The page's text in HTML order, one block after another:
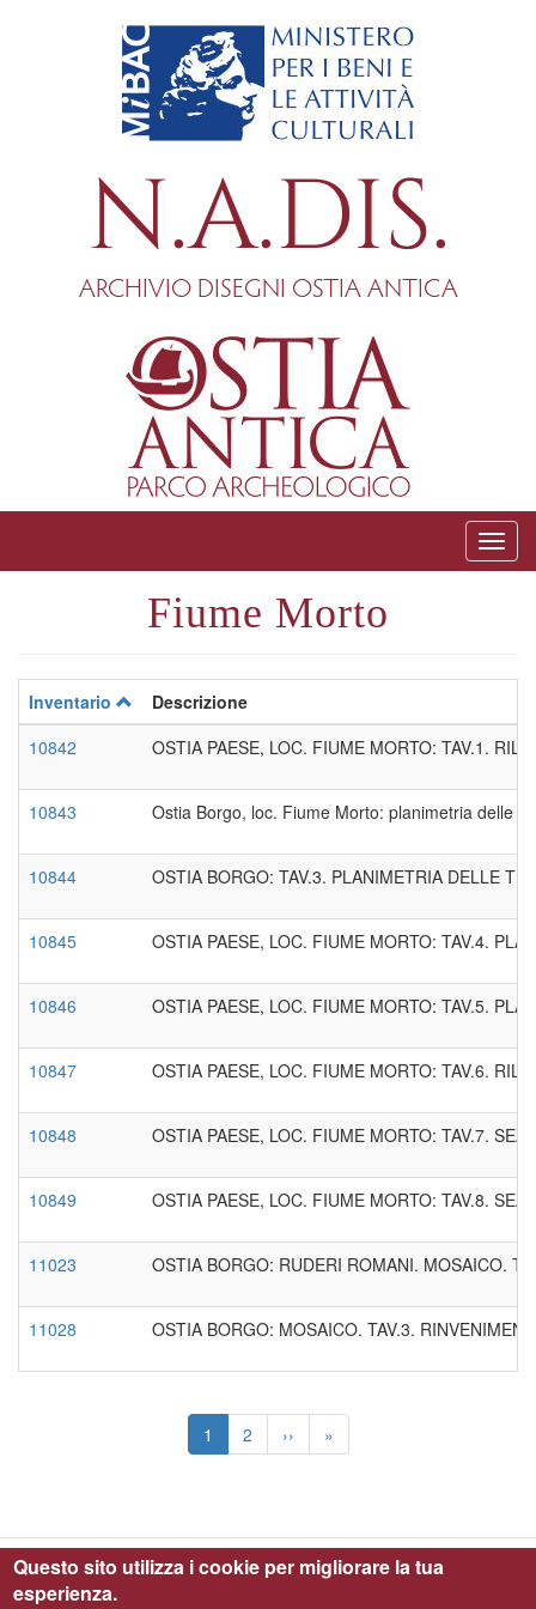
N.A.DIS.
ARCHIVIO DISEGNI OSTIA ANTICA
Fiume Morto
Inventario
Descrizione
10842
OSTIA PAESE, LOC. FIUME MORTO: TAV.1.
10843 Ostia Borgo, loc. Fiume Morto: planimetria delle
10844 OSTIA BORGO: TAV.3. PLANIMETRIA DELLE
10845 OSTIA PAESE, LOC. FIUME MORTO: TAV.4.
10846 OSTIA PAESE, LOC. FIUME MORTO: TAV.5.
10847 OSTIA PAESE, LOC. FIUME MORTO: TAV.6.
10848 OSTIA PAESE, LOC. FIUME MORTO: TAV.7.
10849 OSTIA PAESE, LOC. FIUME MORTO: TAV.8.
11023 OSTIA BORGO: RUDERI ROMANI. MOSAICO.
11028 OSTIA BORGO: MOSAICO. TAV.3.
Pagina
attuale
1 Page
2
Pagina
successiva
››
Ultima
pagina
»
Parco Archeologico di Ostia Antica © 2019 - All Right Reserved - C.F.
Questo sito utilizza i cookie per migliorare la tua
esperienza.